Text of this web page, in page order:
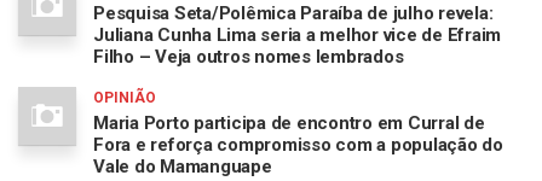
Pesquisa Seta/Polêmica Paraíba de julho revela:
Juliana Cunha Lima seria a melhor vice de Efraim
Filho – Veja outros nomes lembrados
OPINIÃO
Maria Porto participa de encontro em Curral de
Fora e reforça compromisso com a população do
Vale do Mamanguape